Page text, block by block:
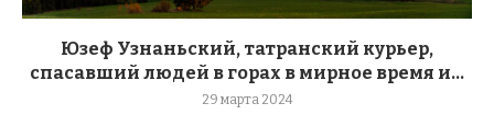
Юзеф Узнаньский, татранский курьер,
спасавший людей в горах в мирное время и...
29 марта 2024